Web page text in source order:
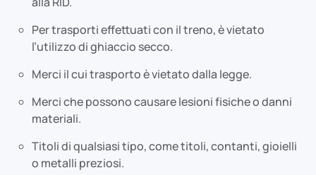
Per trasporti effettuati con il treno, è vietato
l’utilizzo di ghiaccio secco.
Merci il cui trasporto è vietato dalla legge.
Merci che possono causare lesioni fisiche o danni
materiali.
Titoli di qualsiasi tipo, come titoli, contanti, gioielli
o metalli preziosi.